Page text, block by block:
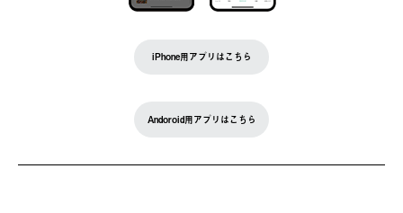
iPhone用アプリはこちら
Andoroid用アプリはこちら